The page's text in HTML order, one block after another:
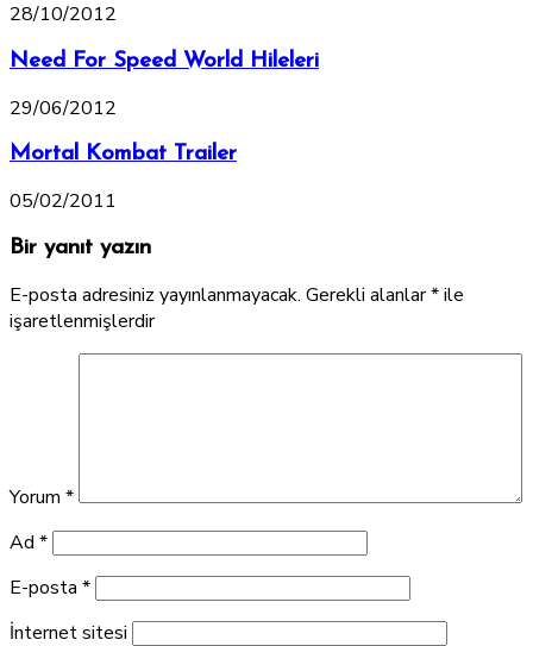
28/10/2012
Need For Speed World Hileleri
29/06/2012
Mortal Kombat Trailer
05/02/2011
Bir yanıt yazın
E-posta adresiniz yayınlanmayacak. Gerekli alanlar*ile
işaretlenmişlerdir
Yorum *
Ad *
E-posta *
İnternet sitesi